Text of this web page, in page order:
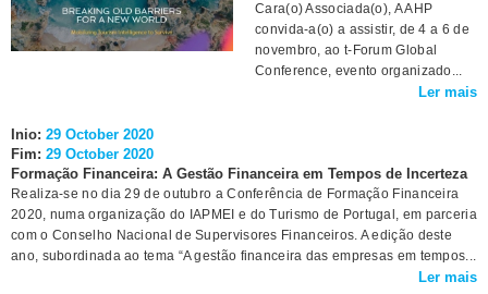
Cara(o) Associada(o), A AHP
convida-a(o) a assistir, de 4 a 6 de
novembro, ao t-Forum Global
Conference, evento organizado...
Ler mais
Inio: 29 October 2020
Fim: 29 October 2020
Formação Financeira: A Gestão Financeira em Tempos de Incerteza
Realiza-se no dia 29 de outubro a Conferência de Formação Financeira
2020, numa organização do IAPMEI e do Turismo de Portugal, em parceria
com o Conselho Nacional de Supervisores Financeiros. A edição deste
ano, subordinada ao tema “A gestão financeira das empresas em tempos...
Ler mais